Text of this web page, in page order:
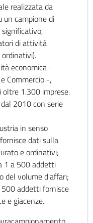
realizzata da
un campione di
di attività
economica -
Commercio -,
oltre 1.300 imprese.
2010 con serie
in senso
dati sulla
e ordinativi;
1 a 500 addetti
del volume d'affari;
addetti fornisce
e giacenze.